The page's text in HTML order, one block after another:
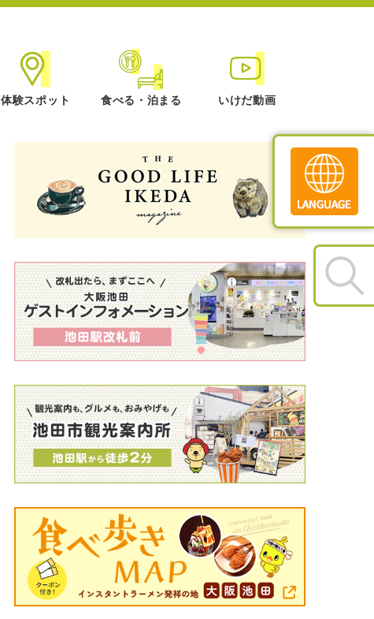
体験スポット 食べる・泊まる いけだ動画
Translate
»